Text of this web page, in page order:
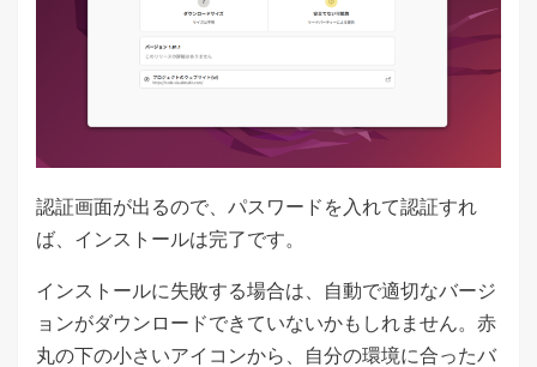
認証画面が出るので、パスワードを入れて認証すれ
ば、インストールは完了です。
インストールに失敗する場合は、自動で適切なバージ
ョンがダウンロードできていないかもしれません。赤
丸の下の小さいアイコンから、自分の環境に合ったバ